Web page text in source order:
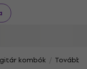
kombók További